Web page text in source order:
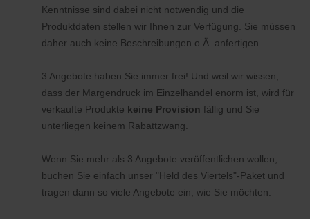
Kenntnisse sind dabei nicht notwendig und die
Produktdaten stellen wir Ihnen zur Verfügung. Sie müssen
daher auch keine Beschreibungen o.Ä. anfertigen.
3 Angebote haben Sie immer frei! Und weil wir wissen,
dass der Margendruck im Einzelhandel enorm ist, wird für
verkaufte Produkte keine Provision fällig und Sie
unterliegen keinem Rabattzwang.
Wenn Sie mehr als 3 Angebote veröffentlichen wollen,
buchen Sie einfach unser "Held des Viertels"-Paket und
tragen dann so viele Angebote ein, wie Sie möchten.